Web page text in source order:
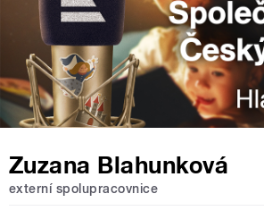
Zuzana Blahunková
externí spolupracovnice